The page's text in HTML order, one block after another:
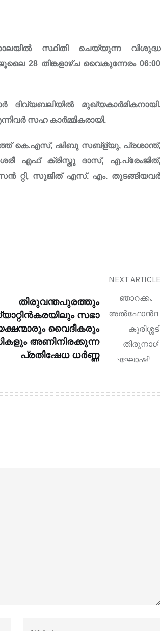
സ്ഥിതി ചെയ്യുന്ന വിശുദ്ധ
28 തിങ്കളാഴ്ച വൈകുന്നേരം 06:00
മുഖ്യകാർമികനായി.
സഹ കാർമ്മികരായി.
കെ.എസ്, ഷിബു സബ്ള്യു, പ്രശാന്ത്,
എഫ് ക്രിസ്തു ദാസ്, എ.പ്രേംജിത്,
റ്റി, സുജിത് എസ്. എം. തുടങ്ങിയവർ
NEXT ARTICLE
തിരുവന്തപുരത്തും
സഭാ
വൈദീകരും
അണിനിരക്കുന്ന
പ്രതിഷേധ ധർണ്ണ